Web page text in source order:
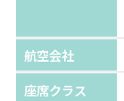
航空会社
座席クラス